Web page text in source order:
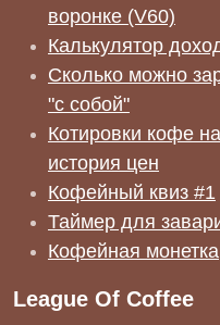
воронке (V60)
Калькулятор
Сколько можно
"с собой"
Котировки кофе
история цен
Кофейный квиз #1
Таймер для
Кофейная монетка
League Of Coffee